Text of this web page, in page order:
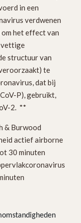
in een
verdwenen
het effect van
vettige
structuur van
te
dat bij
P), gebruikt,
2. **
& Burwood
actief airborne
30 minuten